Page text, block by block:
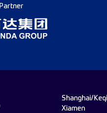
Shanghai/
Xiamen